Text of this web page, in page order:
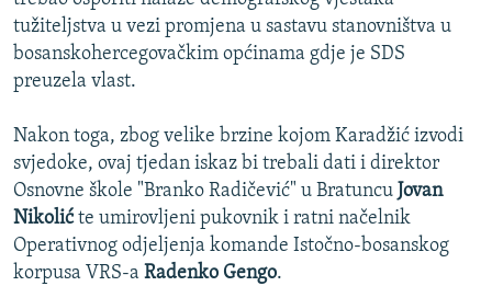
tužiteljstva u vezi promjena u sastavu stanovništva u
bosanskohercegovačkim općinama gdje je SDS
preuzela vlast.
Nakon toga, zbog velike brzine kojom Karadžić izvodi
svjedoke, ovaj tjedan iskaz bi trebali dati i direktor
Osnovne škole "Branko Radičević" u Bratuncu Jovan
Nikolićte umirovljeni pukovnik i ratni načelnik
Operativnog odjeljenja komande Istočno-bosanskog
korpusa VRS-a Radenko Gengo.